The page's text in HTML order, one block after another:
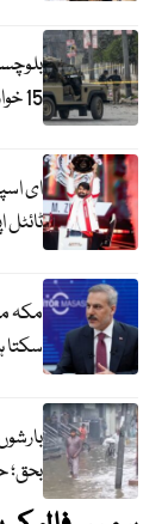
15 خوارج ہلاک
ٹائٹل
مکہ
سکتا
بحق؛